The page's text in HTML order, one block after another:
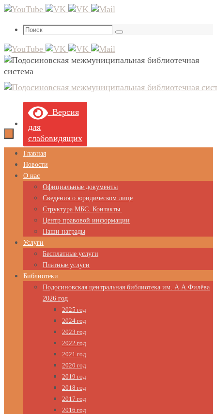
Перейти
содержимому
Что
Поиск
Версия
для
слабовидящих
Перейти
содержимому
Главная
Новости
О нас
Официальные документы
Сведения о юридическом лице
Структура МБС. Контакты.
Центр правовой информации
Наши награды
Услуги
Бесплатные услуги
Платные услуги
Библиотеки
Подосиновская центральная библиотека им. А.А.Филёва
2026 год
2025 год
2024 год
2023 год
2022 год
2021 год
2020 год
2019 год
2018 год
2017 год
2016 год